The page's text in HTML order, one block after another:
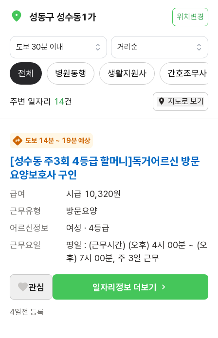
성동구 성수동1가 위치변경
도보 30분 이내 거리순
전체 병원동행 생활지원사 간호조무사
주변 일자리 14건 지도로 보기
도보 14분 ~ 19분 예상
[성수동 주3회 4등급 할머니]독거어르신 방문
요양보호사 구인
급여
시급 10,320원
근무유형
방문요양
어르신정보
여성 · 4등급
근무요일
평일 : (근무시간) (오후) 4시 00분 ~ (오
후) 7시 00분, 주 3일 근무
관심 일자리정보 더보기
4일전 등록